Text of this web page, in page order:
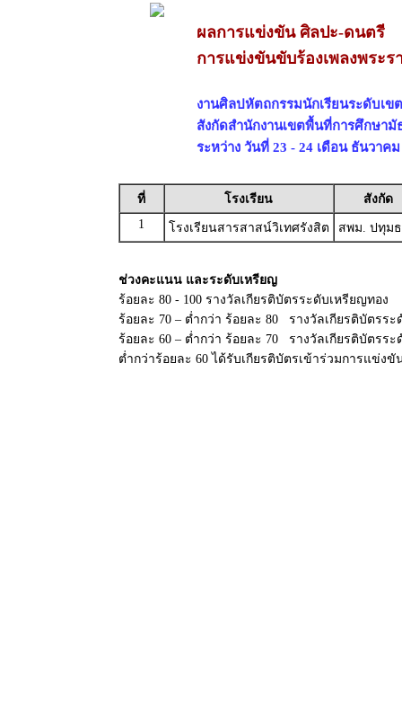
ผลการแข่งขัน ศิลปะ-ดนตรี
การแข่งขันขับร้องเพลงพระ
งานศิลปหัตถกรรมนักเรียนระดับเข
สังกัดสำนักงานเขตพื้นที่การศึกษา
ระหว่าง วันที่ 23 - 24 เดือน ธันวาค
ที่ โรงเรียน
สังกัด
1
โรงเรียนสารสาสน์วิเทศรังสิต สพม. ปทุม
ช่วงคะแนน และระดับเหรียญ
ร้อยละ 80 - 100 รางวัลเกียรติบัตรระดับเหรียญทอง
ร้อยละ 70 – ต่ำกว่า ร้อยละ 80 รางวัลเกียรติบัตรระ
ร้อยละ 60 – ต่ำกว่า ร้อยละ 70 รางวัลเกียรติบัตรร
ต่ำกว่าร้อยละ 60 ได้รับเกียรติบัตรเข้าร่วมการแข่งขั